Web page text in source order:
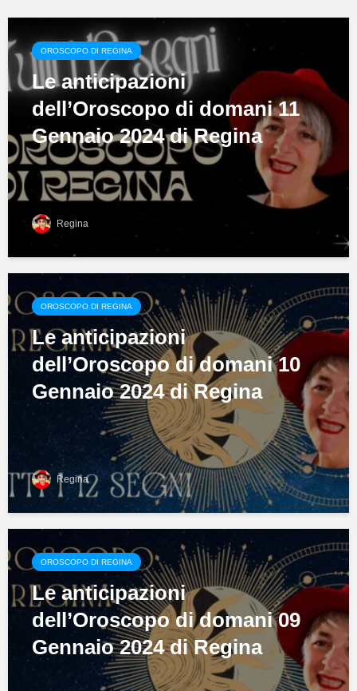
OROSCOPO DI REGINA
Le anticipazioni
dell’Oroscopo di domani 11
Gennaio 2024 di Regina
Regina
OROSCOPO DI REGINA
Le anticipazioni
dell’Oroscopo di domani 10
Gennaio 2024 di Regina
Regina
OROSCOPO DI REGINA
Le anticipazioni
dell’Oroscopo di domani 09
Gennaio 2024 di Regina